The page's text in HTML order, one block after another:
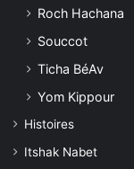
Roch Hachana
Souccot
Ticha BéAv
Yom Kippour
Histoires
Itshak Nabet